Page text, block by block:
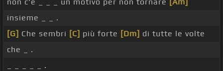
insieme _ _ .
[G] Che sembri [C] più forte [Dm] di tutte le volte
che _ .
_ _ _ _ _ .